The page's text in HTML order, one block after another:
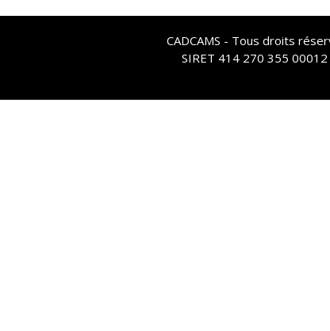
CADCAMS - Tous droits
SIRET 414 270 355